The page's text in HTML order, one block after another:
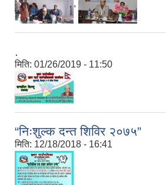
,
.
मिति: 01/26/2019 - 11:50
“निःशुल्क दन्त शिविर २०७५”
मिति: 12/18/2018 - 16:41